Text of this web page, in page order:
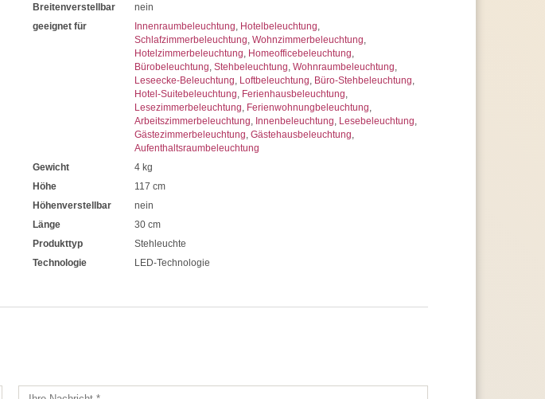
Breitenverstellbar
nein
geeignet für
Innenraumbeleuchtung, Hotelbeleuchtung,
Schlafzimmerbeleuchtung, Wohnzimmerbeleuchtung,
Hotelzimmerbeleuchtung, Homeofficebeleuchtung,
Bürobeleuchtung, Stehbeleuchtung, Wohnraumbeleuchtung,
Leseecke-Beleuchtung, Loftbeleuchtung, Büro-Stehbeleuchtung,
Hotel-Suitebeleuchtung, Ferienhausbeleuchtung,
Lesezimmerbeleuchtung, Ferienwohnungbeleuchtung,
Arbeitszimmerbeleuchtung, Innenbeleuchtung, Lesebeleuchtung,
Gästezimmerbeleuchtung, Gästehausbeleuchtung,
Aufenthaltsraumbeleuchtung
Gewicht
4 kg
Höhe
117 cm
Höhenverstellbar
nein
Länge
30 cm
Produkttyp
Stehleuchte
Technologie
LED-Technologie